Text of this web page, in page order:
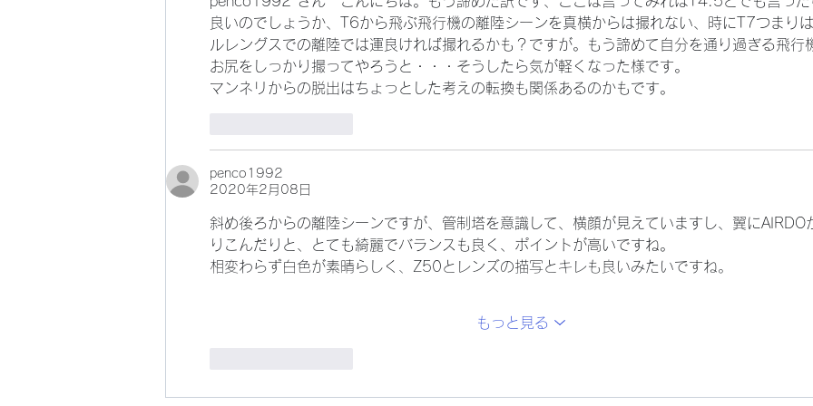
良いのでしょうか、T6から飛ぶ飛行機の離陸シーンを真横からは撮れない、時にT7つまり
ルレングスでの離陸では運良ければ撮れるかも？ですが。もう諦めて自分を通り過ぎる飛行
お尻をしっかり撮ってやろうと・・・そうしたら気が軽くなった様です。
マンネリからの脱出はちょっとした考えの転換も関係あるのかもです。
penco1992
2020年2月08日
斜め後ろからの離陸シーンですが、管制塔を意識して、横顔が見えていますし、翼にAIRDO
りこんだりと、とても綺麗でバランスも良く、ポイントが高いですね。
相変わらず白色が素晴らしく、Z50とレンズの描写とキレも良いみたいですね。
もっと見る